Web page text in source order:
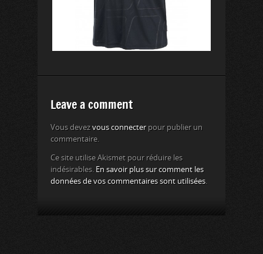
Leave a comment
Vous devez vous connecterpour publier un
commentaire.
Ce site utilise Akismet pour réduire les
indésirables. En savoir plus sur comment les
données de vos commentaires sont utilisées.